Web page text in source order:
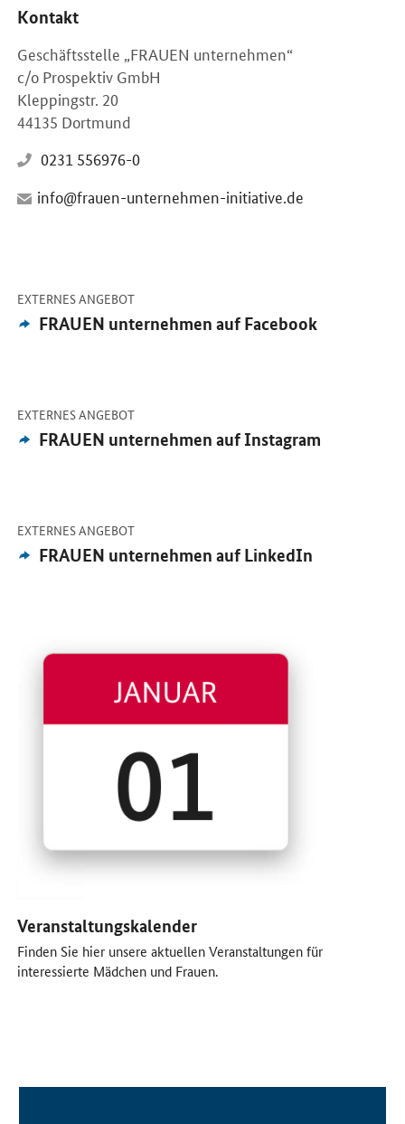
Kontakt
Geschäftsstelle „FRAUEN unternehmen“
c/o Prospektiv GmbH
Kleppingstr. 20
44135 Dortmund
0231 556976-0
info@frauen-unternehmen-initiative.de
EXTERNES ANGEBOT-
Externes
Angebot:
FRAUEN unternehmen auf Facebook
Öffnet Einzelsicht
EXTERNES ANGEBOT-
Externes
Angebot:
FRAUEN unternehmen auf Instagram
Öffnet Einzelsicht
EXTERNES ANGEBOT-
Externes
Angebot:
FRAUEN unternehmen auf LinkedIn
Öffnet Einzelsicht
Veranstaltungskalender
Finden Sie hier unsere aktuellen Veranstaltungen für
interessierte Mädchen und Frauen.